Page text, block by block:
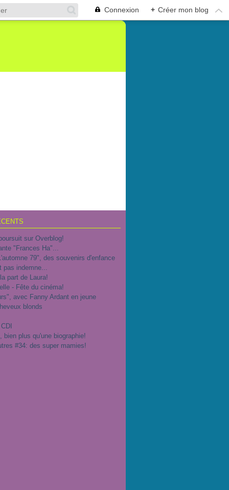
Connexion + Créer mon blog
sur Overblog!
"Frances Ha"...
79", des souvenirs d'enfance
pas indemne...
part de Laura!
- Fête du cinéma!
avec Fanny Ardant en jeune
blonds
bien plus qu'une biographie!
#34: des super mamies!